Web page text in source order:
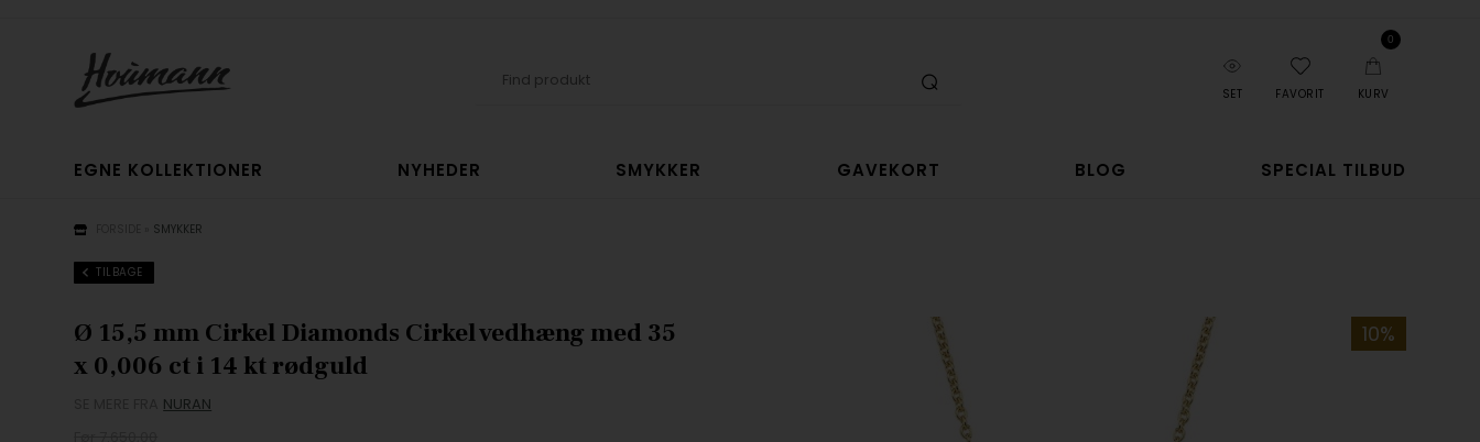
SET FAVORIT
0
KURV
EGNE KOLLEKTIONER NYHEDER SMYKKER GAVEKORT BLOG SPECIAL TILBUD
SMYKKER
TILBAGE
Ø 15,5 mm Cirkel Diamonds Cirkel vedhæng med 35
x 0,006 ct i 14 kt rødguld
NURAN
10%